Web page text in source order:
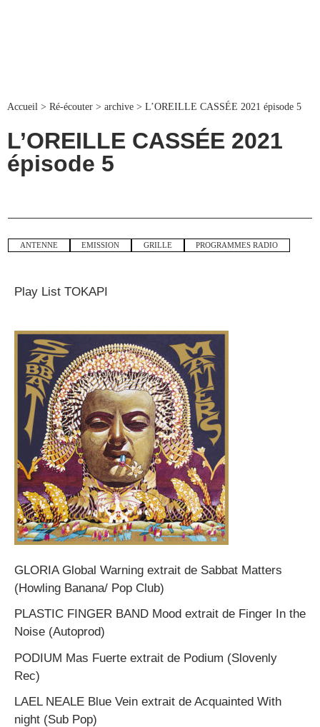
Accueil > Ré-écouter > archive > L’OREILLE CASSÉE 2021 épisode 5
L’OREILLE CASSÉE 2021
épisode 5
Play List TOKAPI
GLORIA Global Warning extrait de Sabbat Matters
(Howling Banana/ Pop Club)
PLASTIC FINGER BAND Mood extrait de Finger In the
Noise (Autoprod)
PODIUM Mas Fuerte extrait de Podium (Slovenly
Rec)
LAEL NEALE Blue Vein extrait de Acquainted With
night (Sub Pop)
ANTENNE EMISSION GRILLE PROGRAMMES RADIO